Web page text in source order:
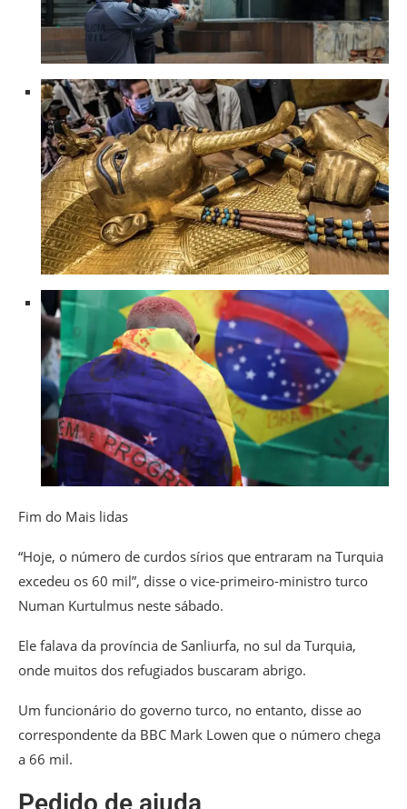
Fim do Mais lidas
“Hoje, o número de curdos sírios que entraram na Turquia
excedeu os 60 mil”, disse o vice-primeiro-ministro turco
Numan Kurtulmus neste sábado.
Ele falava da província de Sanliurfa, no sul da Turquia,
onde muitos dos refugiados buscaram abrigo.
Um funcionário do governo turco, no entanto, disse ao
correspondente da BBC Mark Lowen que o número chega
a 66 mil.
Pedido de ajuda